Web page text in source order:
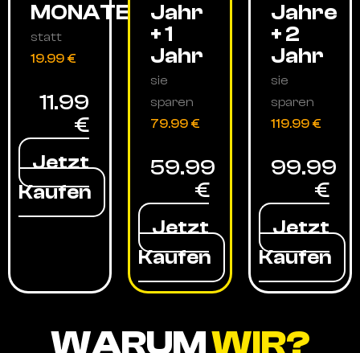
MONATE
statt
19.99 €
11.99
€
Jetzt
Kaufen
Jahr
+ 1
Jahr
sie
sparen
79.99 €
59.99
€
Jetzt
Kaufen
Jahre
+ 2
Jahr
sie
sparen
119.99 €
99.99
€
Jetzt
Kaufen
WARUMWIR?